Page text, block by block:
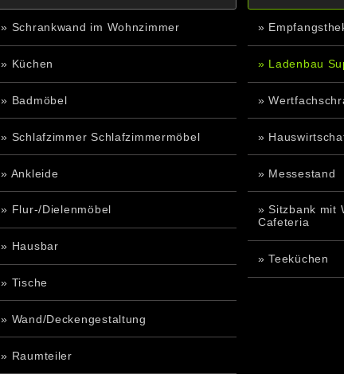
» Schrankwand im Wohnzimmer
» Küchen
» Badmöbel
» Schlafzimmer Schlafzimmermöbel
» Ankleide
» Flur-/Dielenmöbel
» Hausbar
» Tische
» Wand/Deckengestaltung
» Raumteiler
»
» Ladenbau
»
»
» Messestand
» Sitzbank mit
Cafeteria
» Teeküchen